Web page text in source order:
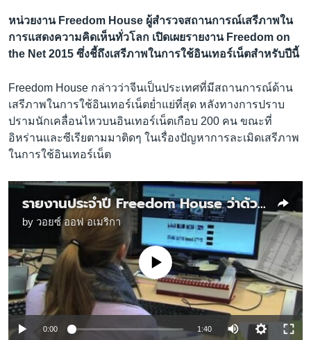
หน่วยงาน Freedom House ผู้สำรวจสถานการณ์เสรีภาพใน
การแสดงความคิดเห็นทั่วโลก เปิดเผยรายงาน Freedom on
the Net 2015 ซึ่งชี้ถึงเสรีภาพในการใช้อินเทอร์เน็ตสำหรับปีนี้
Freedom House กล่าวว่าจีนเป็นประเทศที่มีสถานการณ์ด้าน
เสรีภาพในการใช้อินเทอร์เน็ตย่ำแย่ที่สุด หลังทางการปราบ
ปรามนักเคลื่อนไหวบนอินเทอร์เน็ตเกือบ 200 คน ขณะที่
อิหร่านและซีเรียตามมาติดๆ ในเรื่องปัญหาการละเมิดเสรีภาพ
ในการใช้อินเทอร์เน็ต
รายงานประจำปี Freedom House ว่าด้วยเสรีภาพทางอินเทอร์เน็ต
by วอยซ์ ออฟ อเมริกา
No media source currently available
0:00 1:40